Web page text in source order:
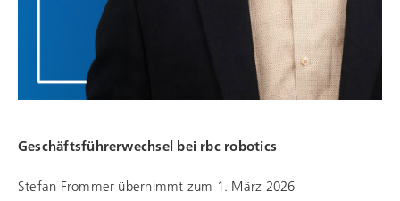
Geschäftsführerwechsel bei rbc robotics
Stefan Frommer übernimmt zum 1. März 2026